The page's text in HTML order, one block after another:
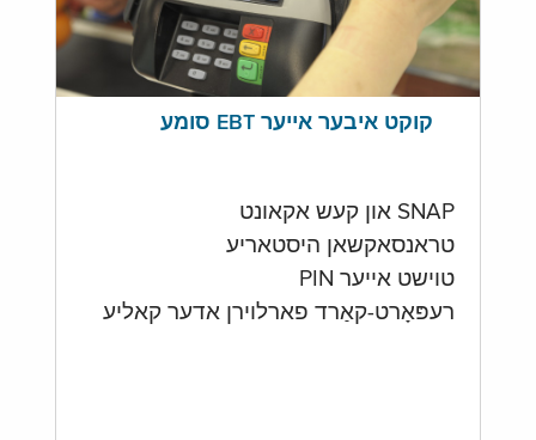
קוקט איבער אייער EBT סומע
SNAP און קעש אקאונט
טראנסאקשאן היסטאריע
טוישט אייער PIN
רעפּאָרט-קאַרד פארלוירן אדער קאליע